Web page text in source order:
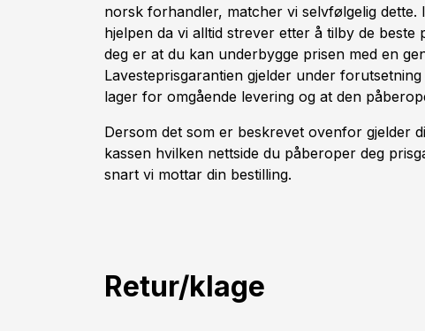
norsk forhandler, matcher vi selvfølgelig
hjelpen da vi alltid strever etter å tilby de
deg er at du kan underbygge prisen med en
Lavesteprisgarantien gjelder under
lager for omgående levering og at den
Dersom det som er beskrevet ovenfor gjelder
kassen hvilken nettside du påberoper deg
snart vi mottar din bestilling.
Retur/klage